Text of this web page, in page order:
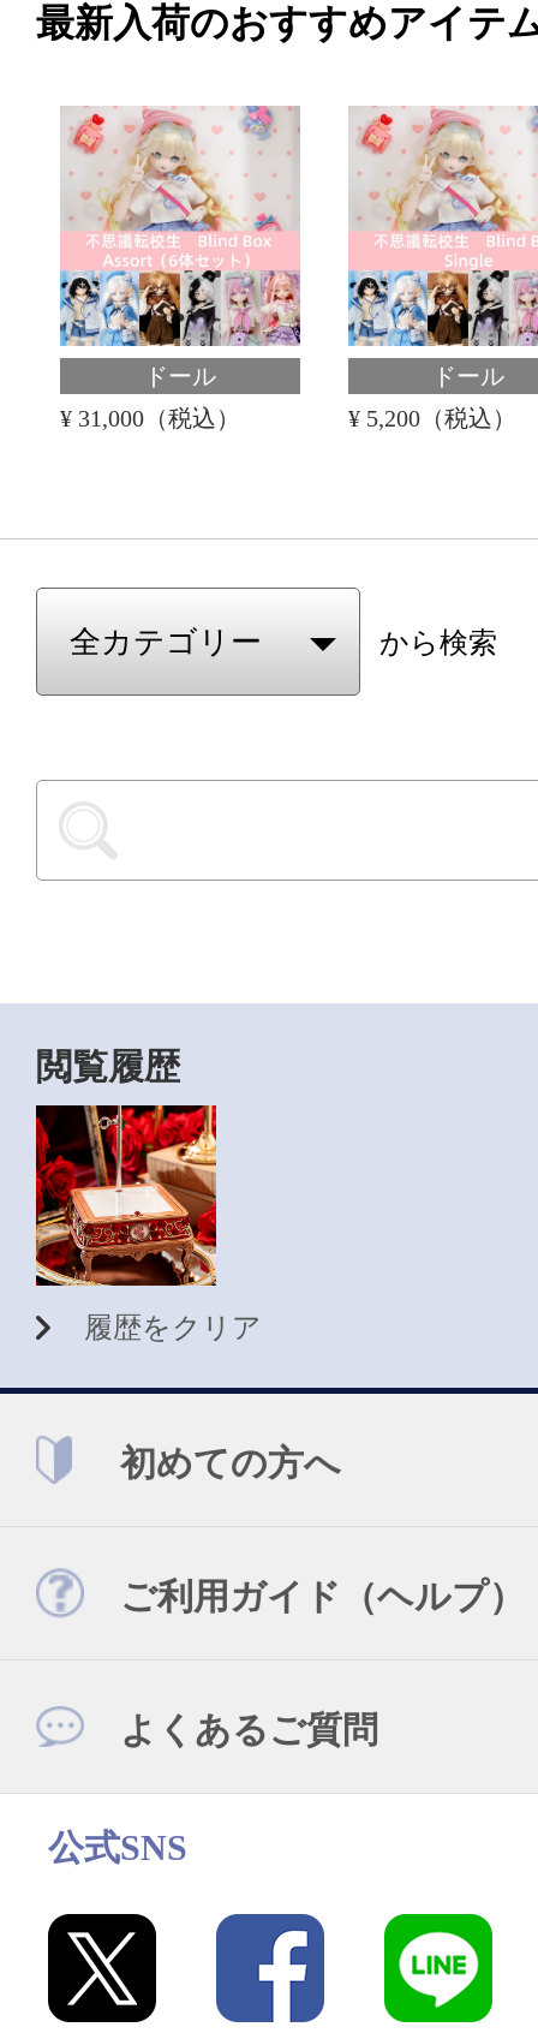
最新入荷のおすすめアイテ
ドール
¥ 31,000（税込）
ドール
¥ 5,200（税込）
から検索
閲覧履歴
履歴をクリア
初めての方へ
ご利用ガイド（ヘルプ）
よくあるご質問
公式SNS